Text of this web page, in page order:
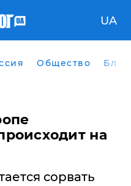
UA
Общество
на
сорвать